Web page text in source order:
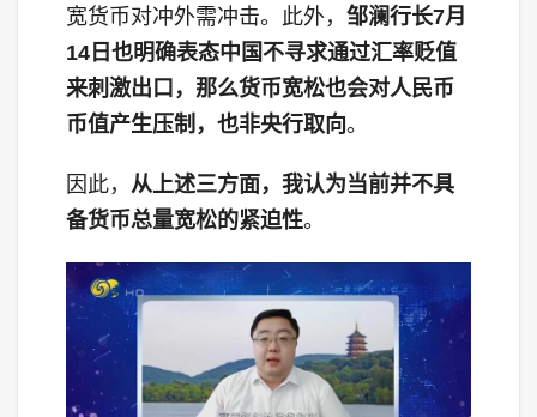
宽货币对冲外需冲击。此外， 邹澜行长7月
14日也明确表态中国不寻求通过汇率贬值
来刺激出口，那么货币宽松也会对人民币
币值产生压制，也非央行取向。
因此， 从上述三方面，我认为当前并不具
备货币总量宽松的紧迫性。